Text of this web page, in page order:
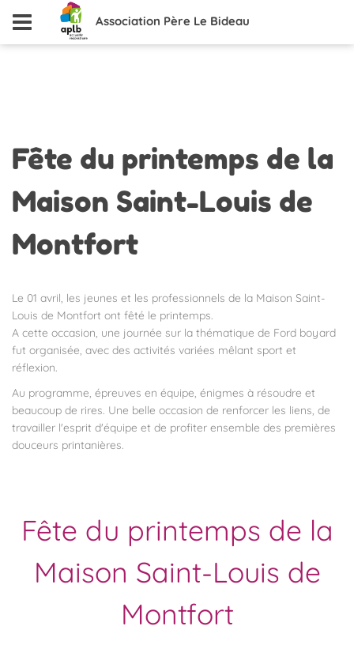
Association Père Le Bideau
Fête du printemps de la
Maison Saint-Louis de
Montfort
Le 01 avril, les jeunes et les professionnels de la Maison Saint-
Louis de Montfort ont fêté le printemps.
A cette occasion, une journée sur la thématique de Ford boyard
fut organisée, avec des activités variées mêlant sport et
réflexion.
Au programme, épreuves en équipe, énigmes à résoudre et
beaucoup de rires. Une belle occasion de renforcer les liens, de
travailler l'esprit d'équipe et de profiter ensemble des premières
douceurs printanières.
Fête du printemps de la
Maison Saint-Louis de
Montfort